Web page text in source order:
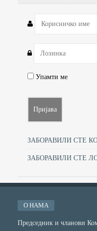
Упамти ме
ЗАБОРАВИЛИ СТЕ
ЗАБОРАВИЛИ СТЕ
О НАМА
Председник и чланови